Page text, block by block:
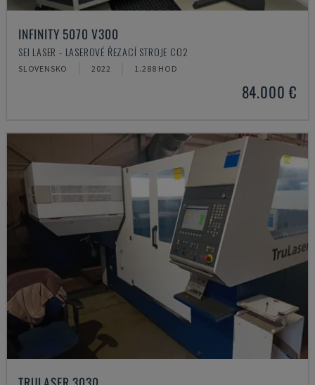
INFINITY 5070 V300
SEI LASER - LASEROVÉ ŘEZACÍ STROJE CO2
SLOVENSKO 2022 1.288 HOD
84.000 €